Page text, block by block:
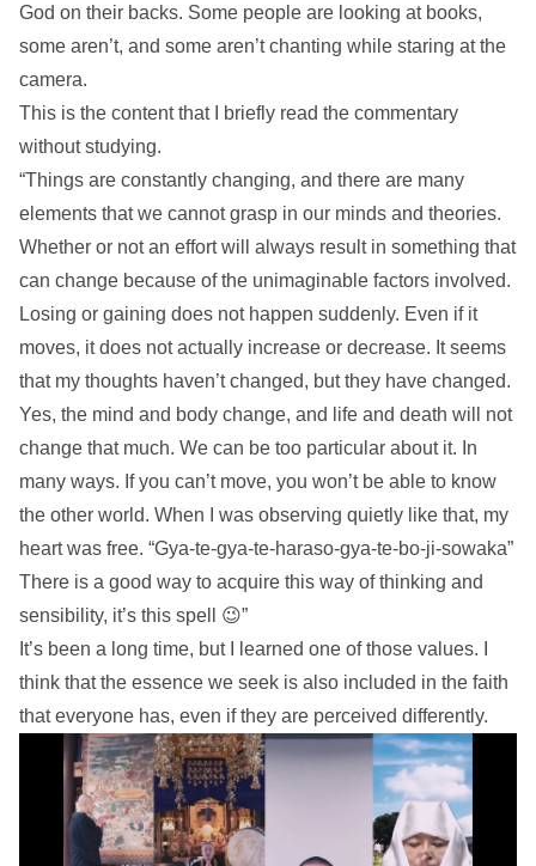
God on their backs. Some people are looking at books,
some aren’t, and some aren’t chanting while staring at the
camera.
This is the content that I briefly read the commentary
without studying.
“Things are constantly changing, and there are many
elements that we cannot grasp in our minds and theories.
Whether or not an effort will always result in something that
can change because of the unimaginable factors involved.
Losing or gaining does not happen suddenly. Even if it
moves, it does not actually increase or decrease. It seems
that my thoughts haven’t changed, but they have changed.
Yes, the mind and body change, and life and death will not
change that much. We can be too particular about it. In
many ways. If you can’t move, you won’t be able to know
the other world. When I was observing quietly like that, my
heart was free. “Gya-te-gya-te-haraso-gya-te-bo-ji-sowaka”
There is a good way to acquire this way of thinking and
sensibility, it’s this spell 😉”
It’s been a long time, but I learned one of those values. I
think that the essence we seek is also included in the faith
that everyone has, even if they are perceived differently.